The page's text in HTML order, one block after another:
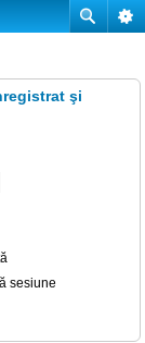
şi
sesiune